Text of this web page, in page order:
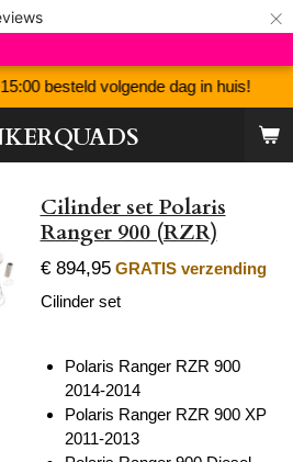
×
besteld volgende dag in huis!
Cilinder set Polaris
Ranger 900 (RZR)
€ 894,95 GRATIS verzending
Cilinder set
Polaris Ranger RZR 900
2014-2014
Polaris Ranger RZR 900 XP
2011-2013